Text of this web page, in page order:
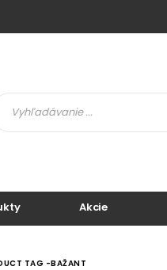
Akcie
TAG -BAŽANT